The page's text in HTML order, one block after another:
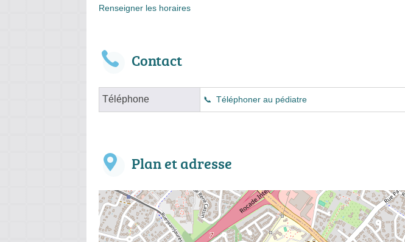
Renseigner les horaires
Contact
Téléphone Téléphoner au pédiatre
Plan et adresse